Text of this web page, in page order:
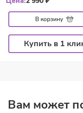
В корзину
Купить в 1
Вам может